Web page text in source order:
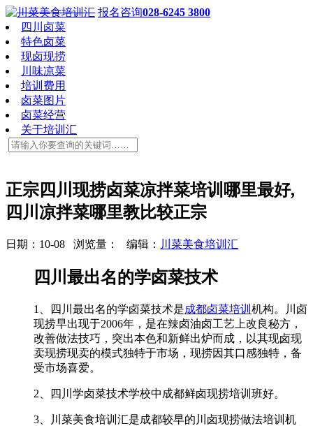
报名咨询028-6245 3800
四川卤菜
特色卤菜
现卤现捞
川味凉菜
培训费用
卤菜图片
卤菜经营
关于培训汇
正宗四川现捞卤菜凉拌菜培训哪里最好,
四川凉拌菜哪里教比较正宗
日期：10-08 浏览量： 编辑： 川菜美食培训汇
四川最出名的学卤菜技术
1、四川最出名的学卤菜技术是成都卤菜培训 机构。川卤
现捞早出现于2006年，是在辣卤油卤工艺上改良秘方，
改善做法技巧，突出本色和新鲜出炉而成，以其现卤现
卖现捞现卖的模式独特于市场，现捞因其口感独特，备
受市场喜爱。
2、四川学卤菜技术学校中成都鲜卤现捞培训班好。
3、川菜美食培训汇是成都较早的川卤现捞做法培训机